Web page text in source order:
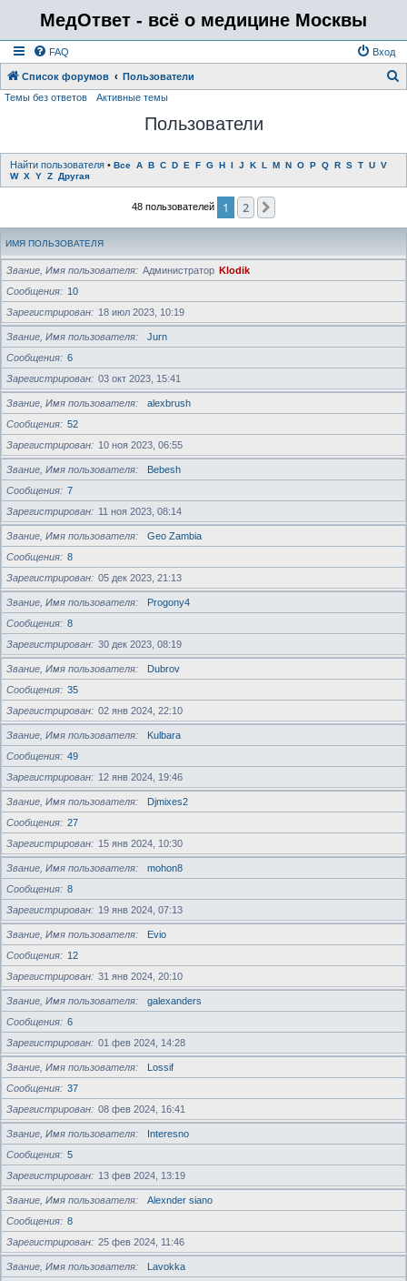
МедОтвет - всё о медицине Москвы
FAQ Вход
Список форумов Пользователи
Темы без ответов Активные темы
Пользователи
Найти пользователя • Все A B C D E F G H I J K L M N O P Q R S T U V
W X Y Z Другая
48 пользователей 1 2
ИМЯ ПОЛЬЗОВАТЕЛЯ
Звание, Имя пользователя Администратор Klodik
Сообщения
10
Зарегистрирован
18 июл 2023, 10:19
Звание, Имя пользователя
Jurn
Сообщения
6
Зарегистрирован
03 окт 2023, 15:41
Звание, Имя пользователя
alexbrush
Сообщения
52
Зарегистрирован
10 ноя 2023, 06:55
Звание, Имя пользователя
Bebesh
Сообщения
7
Зарегистрирован
11 ноя 2023, 08:14
Звание, Имя пользователя
Geo Zambia
Сообщения
8
Зарегистрирован
05 дек 2023, 21:13
Звание, Имя пользователя
Progony4
Сообщения
8
Зарегистрирован
30 дек 2023, 08:19
Звание, Имя пользователя
Dubrov
Сообщения
35
Зарегистрирован
02 янв 2024, 22:10
Звание, Имя пользователя
Kulbara
Сообщения
49
Зарегистрирован
12 янв 2024, 19:46
Звание, Имя пользователя
Djmixes2
Сообщения
27
Зарегистрирован
15 янв 2024, 10:30
Звание, Имя пользователя
mohon8
Сообщения
8
Зарегистрирован
19 янв 2024, 07:13
Звание, Имя пользователя
Evio
Сообщения
12
Зарегистрирован
31 янв 2024, 20:10
Звание, Имя пользователя
galexanders
Сообщения
6
Зарегистрирован
01 фев 2024, 14:28
Звание, Имя пользователя
Lossif
Сообщения
37
Зарегистрирован
08 фев 2024, 16:41
Звание, Имя пользователя
Interesno
Сообщения
5
Зарегистрирован
13 фев 2024, 13:19
Звание, Имя пользователя
Alexnder siano
Сообщения
8
Зарегистрирован
25 фев 2024, 11:46
Звание, Имя пользователя
Lavokka